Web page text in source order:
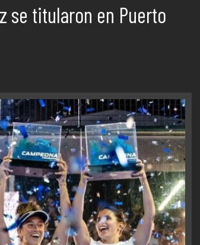
se titularon en Puerto